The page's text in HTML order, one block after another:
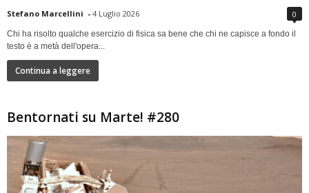
Stefano Marcellini - 4 Luglio 2026 0
Chi ha risolto qualche esercizio di fisica sa bene che chi ne capisce a fondo il
testo è a metà dell'opera...
Continua a leggere
Bentornati su Marte! #280